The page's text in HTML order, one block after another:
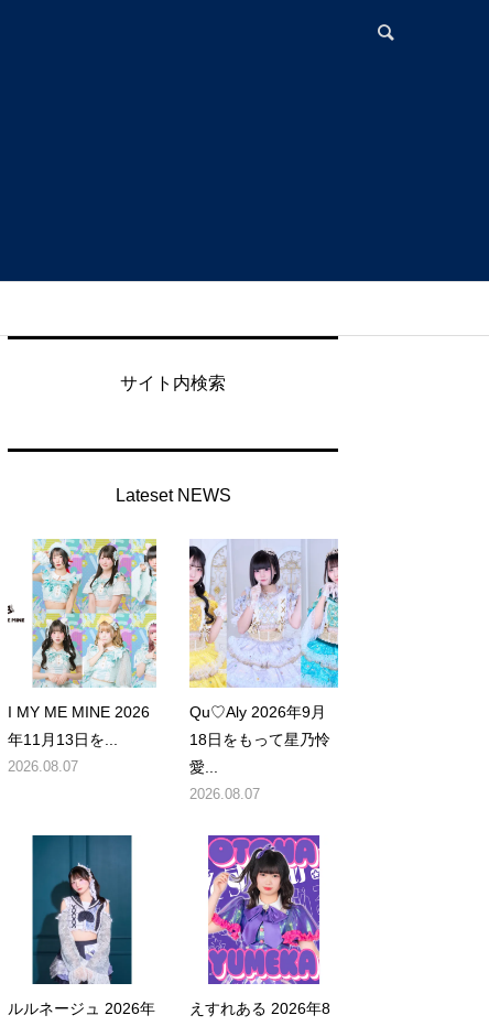
サイト内検索
Lateset NEWS
I MY ME MINE 2026
年11月13日を...
2026.08.07
Qu♡Aly 2026年9月
18日をもって星乃怜
愛...
2026.08.07
ルルネージュ 2026年
えすれある 2026年8